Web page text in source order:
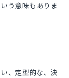
う意味もありま
、定型的な、決